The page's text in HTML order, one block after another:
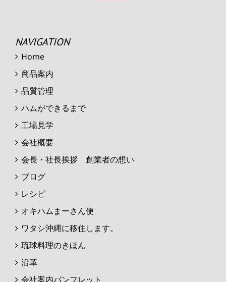
NAVIGATION
Home
商品案内
品質管理
ハムができるまで
工場見学
会社概要
会長・社長挨拶 創業者の想い
ブログ
レシピ
オキハムまーさん便
ワタシ沖縄に移住します。
琉球料理のきほん
沿革
会社案内パンフレット